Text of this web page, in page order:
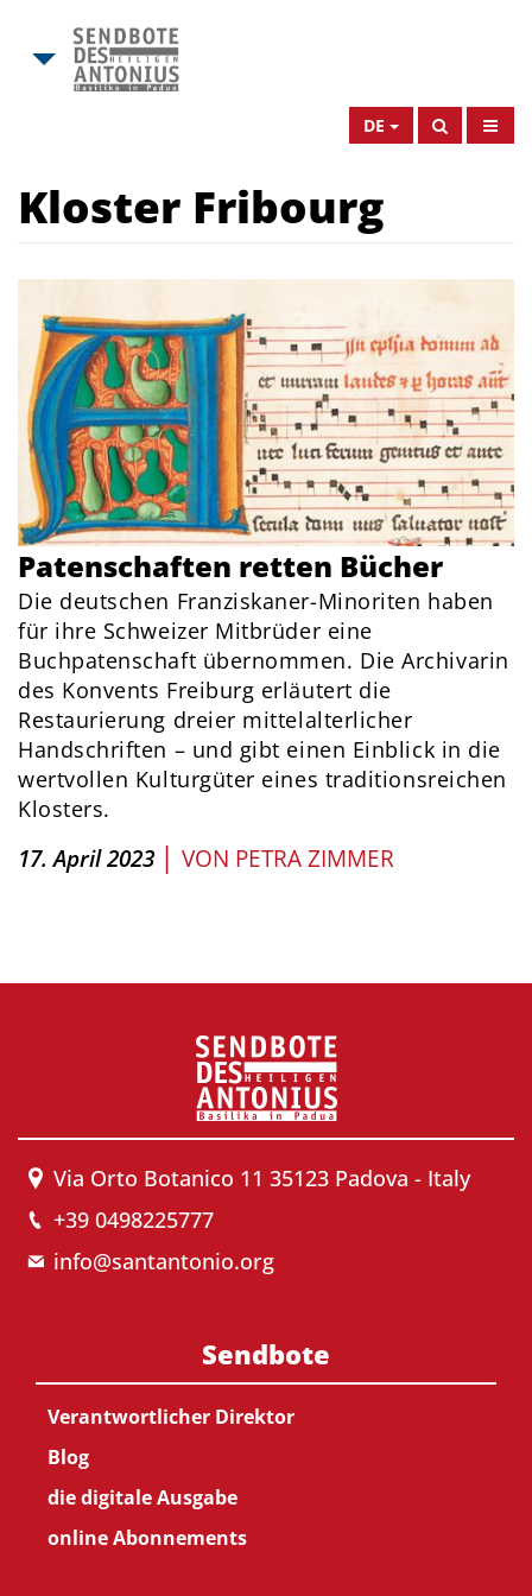
DE
Kloster Fribourg
Patenschaften retten Bücher
Die deutschen Franziskaner-Minoriten haben
für ihre Schweizer Mitbrüder eine
Buchpatenschaft übernommen. Die Archivarin
des Konvents Freiburg erläutert die
Restaurierung dreier mittelalterlicher
Handschriften – und gibt einen Einblick in die
wertvollen Kulturgüter eines traditionsreichen
Klosters.
17. April 2023 | VON PETRA ZIMMER
Via Orto Botanico 11 35123 Padova - Italy
+39 0498225777
info@santantonio.org
Sendbote
Verantwortlicher Direktor
Blog
die digitale Ausgabe
online Abonnements